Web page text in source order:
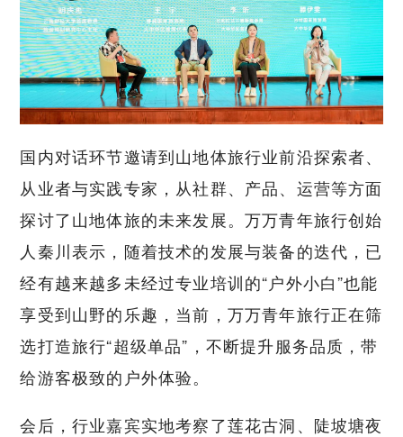
国内对话环节邀请到山地体旅行业前沿探索者、
从业者与实践专家，从社群、产品、运营等方面
探讨了山地体旅的未来发展。万万青年旅行创始
人秦川表示，随着技术的发展与装备的迭代，已
经有越来越多未经过专业培训的“户外小白”也能
享受到山野的乐趣，当前，万万青年旅行正在筛
选打造旅行“超级单品”，不断提升服务品质，带
给游客极致的户外体验。
会后，行业嘉宾实地考察了莲花古洞、陡坡塘夜